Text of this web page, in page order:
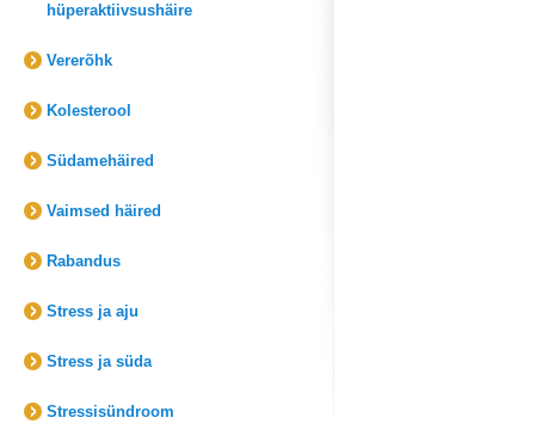
hüperaktiivsushäire
Vererõhk
Kolesterool
Südamehäired
Vaimsed häired
Rabandus
Stress ja aju
Stress ja süda
Stressisündroom